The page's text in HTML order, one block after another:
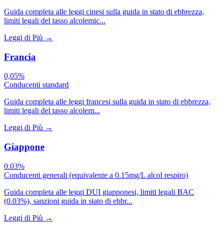
Guida completa alle leggi cinesi sulla guida in stato di ebbrezza,
limiti legali del tasso alcolemic...
Leggi di Più →
Francia
0,05%
Conducenti standard
Guida completa alle leggi francesi sulla guida in stato di ebbrezza,
limiti legali del tasso alcolem...
Leggi di Più →
Giappone
0.03%
Conducenti generali (equivalente a 0.15mg/L alcol respiro)
Guida completa alle leggi DUI giapponesi, limiti legali BAC
(0.03%), sanzioni guida in stato di ebbr...
Leggi di Più →